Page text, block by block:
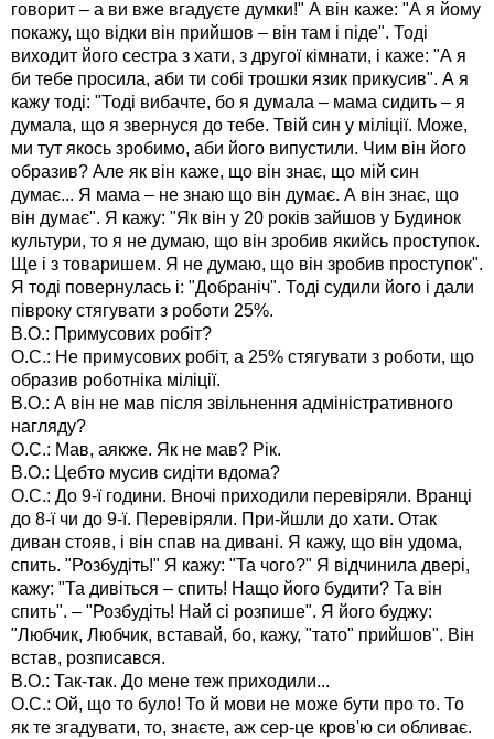
говорит – а ви вже вгадуєте думки!" А він каже: "А я йому
покажу, що відки він прийшов – він там і піде". Тоді
виходит його сестра з хати, з другої кімнати, і каже: "А я
би тебе просила, аби ти собі трошки язик прикусив". А я
кажу тоді: "Тоді вибачте, бо я думала – мама сидить – я
думала, що я звернуся до тебе. Твій син у міліції. Може,
ми тут якось зробимо, аби його випустили. Чим він його
образив? Але як він каже, що він знає, що мій син
думає... Я мама – не знаю що він думає. А він знає, що
він думає". Я кажу: "Як він у 20 років зайшов у Будинок
культури, то я не думаю, що він зробив якийсь проступок.
Ще і з товаришем. Я не думаю, що він зробив проступок".
Я тоді повернулась і: "Добраніч". Тоді судили його і дали
півроку стягувати з роботи 25%.
В.О.: Примусових робіт?
О.С.: Не примусових робіт, а 25% стягувати з роботи, що
образив роботніка міліції.
В.О.: А він не мав після звільнення адміністративного
нагляду?
О.С.: Мав, аякже. Як не мав? Рік.
В.О.: Цебто мусив сидіти вдома?
О.С.: До 9-ї години. Вночі приходили перевіряли. Вранці
до 8-ї чи до 9-ї. Перевіряли. При-йшли до хати. Отак
диван стояв, і він спав на дивані. Я кажу, що він удома,
спить. "Розбудіть!" Я кажу: "Та чого?" Я відчинила двері,
кажу: "Та дивіться – спить! Нащо його будити? Та він
спить". – "Розбудіть! Най сі розпише". Я його буджу:
"Любчик, Любчик, вставай, бо, кажу, "тато" прийшов". Він
встав, розписався.
В.О.: Так-так. До мене теж приходили...
О.С.: Ой, що то було! То й мови не може бути про то. То
як те згадувати, то, знаєте, аж сер-це кров'ю си обливає.